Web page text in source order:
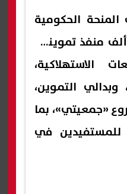
الحكومية
من خلال نحو 40 ألف منفذ تمويني،
الاستهلاكية،
التموين،
«جمعيتي»، بما
في